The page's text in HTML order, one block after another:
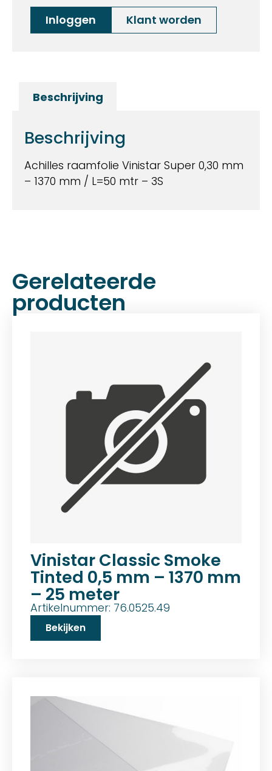
Inloggen Klant worden
Beschrijving
Beschrijving
Achilles raamfolie Vinistar Super 0,30 mm
– 1370 mm / L=50 mtr – 3S
Gerelateerde
producten
Vinistar Classic Smoke
Tinted 0,5 mm – 1370 mm
– 25 meter
Artikelnummer: 76.0525.49
Bekijken